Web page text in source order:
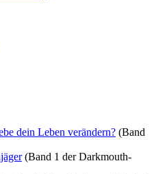
dein Leben verändern? (Band
(Band 1 der Darkmouth-